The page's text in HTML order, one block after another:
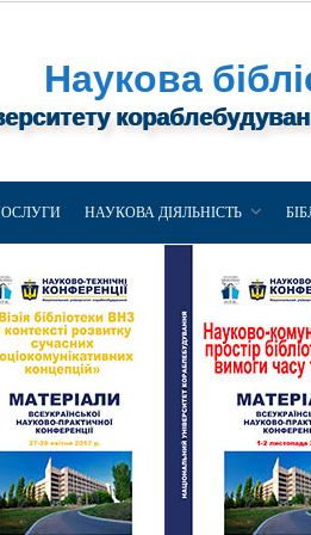
Наукова
НАУКОВА ДІЯЛЬНІСТЬ